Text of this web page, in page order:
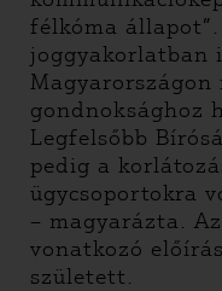
félkóma
joggyakorlatban
Magyarországon
gondnoksághoz
Legfelsőbb
pedig a
ügycsoportokra
– magyarázta.
vonatkozó
született.